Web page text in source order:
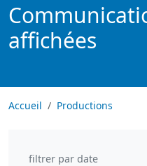
affichées
Accueil Productions
filtrer par date